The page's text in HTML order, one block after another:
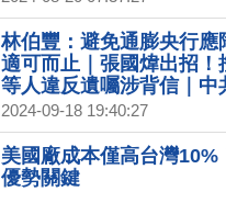
林伯豐：避免通膨央行應
適可而止｜張國煒出招！
等人違反遺囑涉背信｜中
年逾70兆 專家：債務將連
製DUV生產65奈米晶片
臉
2024-09-18 19:40:27
美國廠成本僅高台灣10%
優勢關鍵